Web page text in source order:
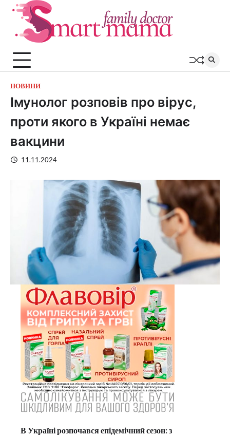
Перейти
НОВИНИ
Імунолог розповів про вірус,
проти якого в Україні немає
вакцини
11.11.2024
В Україні розпочався епідемічний сезон: з